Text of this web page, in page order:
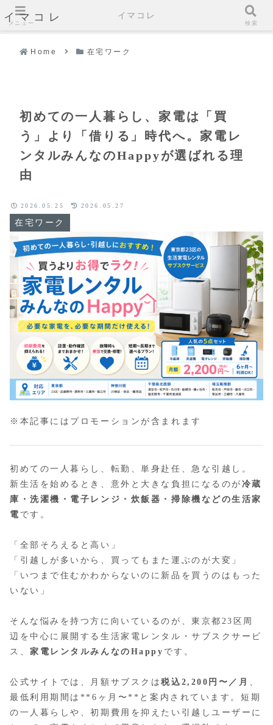
イマコレ
Home 在宅ワーク
初めての一人暮らし、家電は「買
う」より「借りる」時代へ。家電レ
ンタルみんなのHappyが選ばれる理
由
在宅ワーク
2026.05.25 2026.05.27
※本記事にはプロモーションが含まれます
初めての一人暮らし、転勤、単身赴任、急な引越し。
新生活を始めるとき、意外と大きな負担になるのが 冷蔵
庫・洗濯機・電子レンジ・炊飯器・掃除機などの生活家
電 です。
「全部そろえると高い」
「引越しが多いから、買ってもまた運ぶのが大変」
「いつまで住むかわからないのに新品を買うのはもった
いない」
そんな悩みを持つ方に向いているのが、東京都23区周
辺を中心に展開する生活家電レンタル・サブスクサービ
ス、家電レンタルみんなのHappy です。
公式サイトでは、月額サブスクは税込2,200円〜／月 、
最低利用期間は**6ヶ月〜**と案内されています。短期
の一人暮らしや、初期費用を抑えたい引越しユーザーに
メニュー
イマコレ
検索